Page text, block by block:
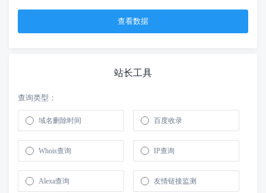
站长工具
查询类型：
域名删除时间 百度收录
Whois查询 IP查询
Alexa查询 友情链接监测